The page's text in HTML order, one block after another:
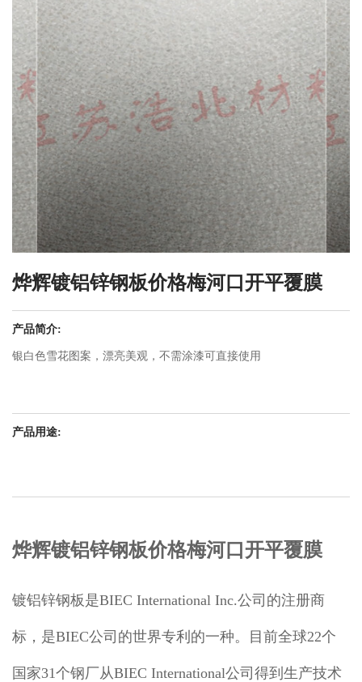
烨辉镀铝锌钢板价格梅河口开平覆膜
产品简介:
银白色雪花图案，漂亮美观，不需涂漆可直接使用
产品用途:
烨辉镀铝锌钢板价格梅河口开平覆膜
镀铝锌钢板是BIEC International Inc.公司的注册商
标，是BIEC公司的世界专利的一种。目前全球22个
国家31个钢厂从BIEC International公司得到生产技术